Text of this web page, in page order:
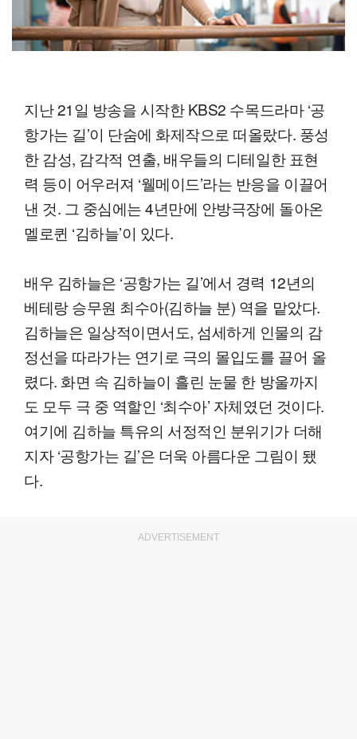
지난 21일 방송을 시작한 KBS2 수목드라마 ‘공
항가는 길’이 단숨에 화제작으로 떠올랐다. 풍성
한 감성, 감각적 연출, 배우들의 디테일한 표현
력 등이 어우러져 ‘웰메이드’라는 반응을 이끌어
낸 것. 그 중심에는 4년만에 안방극장에 돌아온
멜로퀸 ‘김하늘’이 있다.
배우 김하늘은 ‘공항가는 길’에서 경력 12년의
베테랑 승무원 최수아(김하늘 분) 역을 맡았다.
김하늘은 일상적이면서도, 섬세하게 인물의 감
정선을 따라가는 연기로 극의 몰입도를 끌어 올
렸다. 화면 속 김하늘이 흘린 눈물 한 방울까지
도 모두 극 중 역할인 ‘최수아’ 자체였던 것이다.
여기에 김하늘 특유의 서정적인 분위기가 더해
지자 ‘공항가는 길’은 더욱 아름다운 그림이 됐
다.
ADVERTISEMENT